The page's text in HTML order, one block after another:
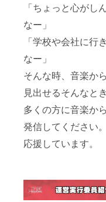
「ちょっと心がし
なー」
「学校や会社に行
なー」
そんな時、音楽か
見出せるそんなと
多くの方に音楽か
発信してください。
応援しています。